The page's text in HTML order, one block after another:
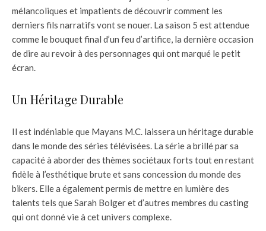
mélancoliques et impatients de découvrir comment les
derniers fils narratifs vont se nouer. La saison 5 est attendue
comme le bouquet final d’un feu d’artifice, la dernière occasion
de dire au revoir à des personnages qui ont marqué le petit
écran.
Un Héritage Durable
Il est indéniable que Mayans M.C. laissera un héritage durable
dans le monde des séries télévisées. La série a brillé par sa
capacité à aborder des thèmes sociétaux forts tout en restant
fidèle à l’esthétique brute et sans concession du monde des
bikers. Elle a également permis de mettre en lumière des
talents tels que Sarah Bolger et d’autres membres du casting
qui ont donné vie à cet univers complexe.